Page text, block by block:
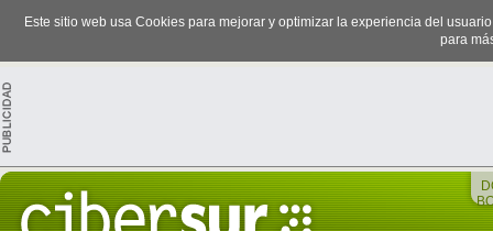
Este sitio web usa Cookies para mejorar y optimizar la experiencia del
para